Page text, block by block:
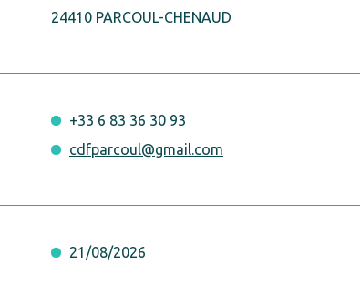
24410 PARCOUL-CHENAUD
+33 6 83 36 30 93
cdfparcoul@gmail.com
21/08/2026